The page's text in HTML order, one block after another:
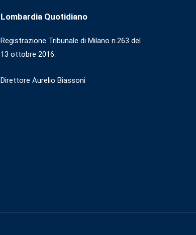
Lombardia Quotidiano
Registrazione Tribunale di Milano n.263 del
13 ottobre 2016.
Direttore Aurelio Biassoni